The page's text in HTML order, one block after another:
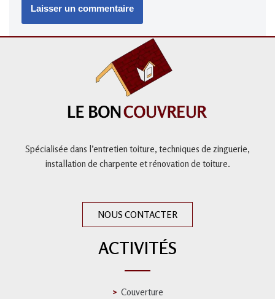
Spécialisée dans l’entretien toiture, techniques de zinguerie,
installation de charpente etrénovation de toiture.
NOUS CONTACTER
ACTIVITÉS
Couverture